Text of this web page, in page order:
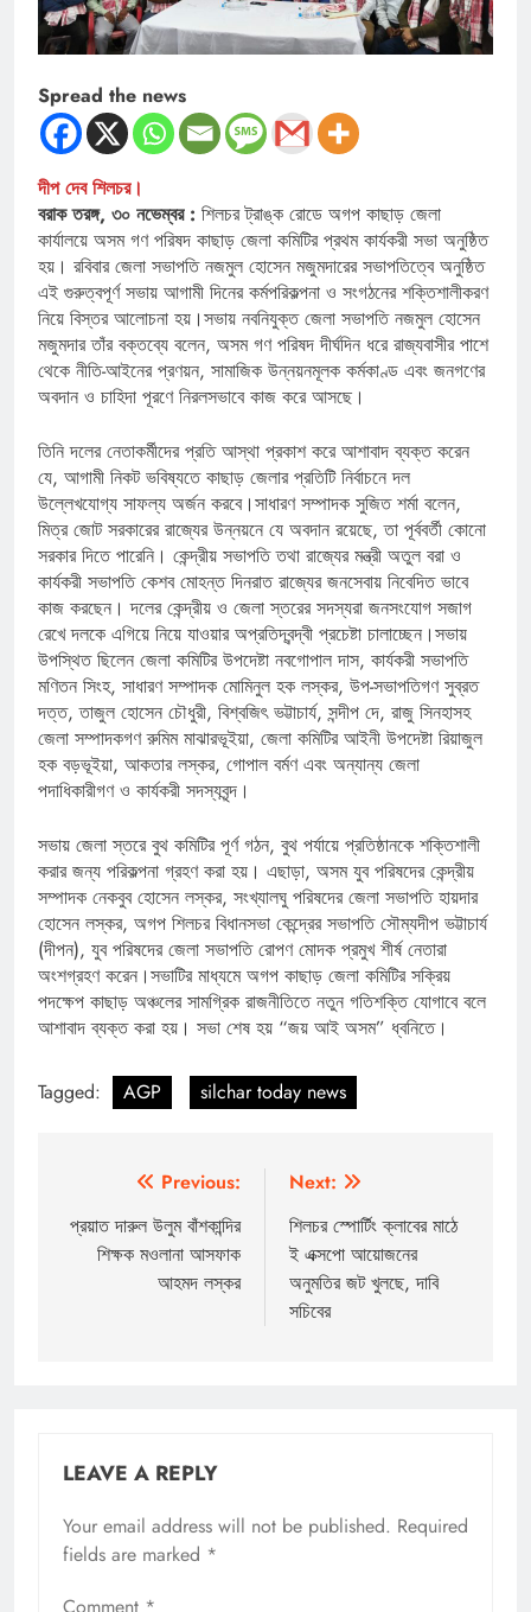
Spread the news
দীপ দেব শিলচর।
বরাক তরঙ্গ, ৩০ নভেম্বর : শিলচর ট্রাঙ্ক রোডে অগপ কাছাড় জেলা
কার্যালয়ে অসম গণ পরিষদ কাছাড় জেলা কমিটির প্রথম কার্যকরী সভা অনুষ্ঠিত
হয়। রবিবার জেলা সভাপতি নজমুল হোসেন মজুমদারের সভাপতিত্বে অনুষ্ঠিত
এই গুরুত্বপূর্ণ সভায় আগামী দিনের কর্মপরিকল্পনা ও সংগঠনের শক্তিশালীকরণ
নিয়ে বিস্তর আলোচনা হয়।সভায় নবনিযুক্ত জেলা সভাপতি নজমুল হোসেন
মজুমদার তাঁর বক্তব্যে বলেন, অসম গণ পরিষদ দীর্ঘদিন ধরে রাজ্যবাসীর পাশে
থেকে নীতি-আইনের প্রণয়ন, সামাজিক উন্নয়নমূলক কর্মকাণ্ড এবং জনগণের
অবদান ও চাহিদা পূরণে নিরলসভাবে কাজ করে আসছে।
তিনি দলের নেতাকর্মীদের প্রতি আস্থা প্রকাশ করে আশাবাদ ব্যক্ত করেন
যে, আগামী নিকট ভবিষ্যতে কাছাড় জেলার প্রতিটি নির্বাচনে দল
উল্লেখযোগ্য সাফল্য অর্জন করবে।সাধারণ সম্পাদক সুজিত শর্মা বলেন,
মিত্র জোট সরকারের রাজ্যের উন্নয়নে যে অবদান রয়েছে, তা পূর্ববর্তী কোনো
সরকার দিতে পারেনি। কেন্দ্রীয় সভাপতি তথা রাজ্যের মন্ত্রী অতুল বরা ও
কার্যকরী সভাপতি কেশব মোহন্ত দিনরাত রাজ্যের জনসেবায় নিবেদিত ভাবে
কাজ করছেন। দলের কেন্দ্রীয় ও জেলা স্তরের সদস্যরা জনসংযোগ সজাগ
রেখে দলকে এগিয়ে নিয়ে যাওয়ার অপ্রতিদ্বন্দ্বী প্রচেষ্টা চালাচ্ছেন।সভায়
উপস্থিত ছিলেন জেলা কমিটির উপদেষ্টা নবগোপাল দাস, কার্যকরী সভাপতি
মণিতন সিংহ, সাধারণ সম্পাদক মোমিনুল হক লস্কর, উপ-সভাপতিগণ সুব্রত
দত্ত, তাজুল হোসেন চৌধুরী, বিশ্বজিৎ ভট্টাচার্য, সন্দীপ দে, রাজু সিনহাসহ
জেলা সম্পাদকগণ রুমিম মাঝারভূইয়া, জেলা কমিটির আইনী উপদেষ্টা রিয়াজুল
হক বড়ভূইয়া, আকতার লস্কর, গোপাল বর্মণ এবং অন্যান্য জেলা
পদাধিকারীগণ ও কার্যকরী সদস্যবৃন্দ।
সভায় জেলা স্তরে বুথ কমিটির পূর্ণ গঠন, বুথ পর্যায়ে প্রতিষ্ঠানকে শক্তিশালী
করার জন্য পরিকল্পনা গ্রহণ করা হয়। এছাড়া, অসম যুব পরিষদের কেন্দ্রীয়
সম্পাদক নেকবুব হোসেন লস্কর, সংখ্যালঘু পরিষদের জেলা সভাপতি হায়দার
হোসেন লস্কর, অগপ শিলচর বিধানসভা কেন্দ্রের সভাপতি সৌম্যদীপ ভট্টাচার্য
(দীপন), যুব পরিষদের জেলা সভাপতি রোপণ মোদক প্রমুখ শীর্ষ নেতারা
অংশগ্রহণ করেন।সভাটির মাধ্যমে অগপ কাছাড় জেলা কমিটির সক্রিয়
পদক্ষেপ কাছাড় অঞ্চলের সামগ্রিক রাজনীতিতে নতুন গতিশক্তি যোগাবে বলে
আশাবাদ ব্যক্ত করা হয়। সভা শেষ হয় “জয় আই অসম” ধ্বনিতে।
Tagged: AGP silchar today news
navigation
Previous:
প্রয়াত দারুল উলুম বাঁশকান্দির
শিক্ষক মওলানা আসফাক
আহমদ লস্কর
Next:
শিলচর স্পোর্টিং ক্লাবের মাঠে
ই এক্সপো আয়োজনের
অনুমতির জট খুলছে, দাবি
সচিবের
LEAVE A REPLY
Your email address will not be published. Required
fields are marked *
Comment *